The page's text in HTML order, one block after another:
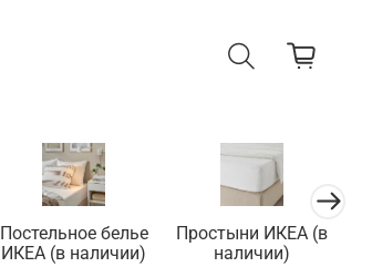
Постельное белье
ИКЕА (в наличии)
Простыни ИКЕА (в
наличии)